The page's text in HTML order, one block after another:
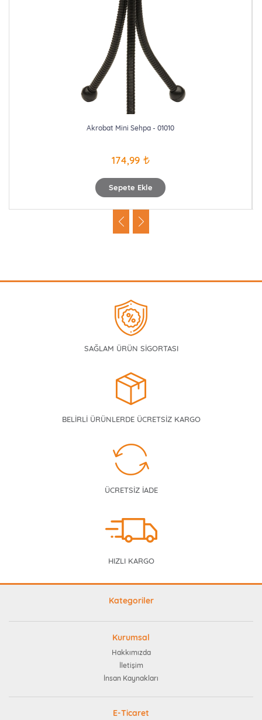
Sepete Ekle
Akrobat Mini Sehpa - 01010
174,99
SAĞLAM ÜRÜN SİGORTASI
BELİRLİ ÜRÜNLERDE ÜCRETSİZ KARGO
ÜCRETSİZ İADE
HIZLI KARGO
Kategoriler
Kurumsal
Hakkımızda
İletişim
İnsan Kaynakları
E-Ticaret